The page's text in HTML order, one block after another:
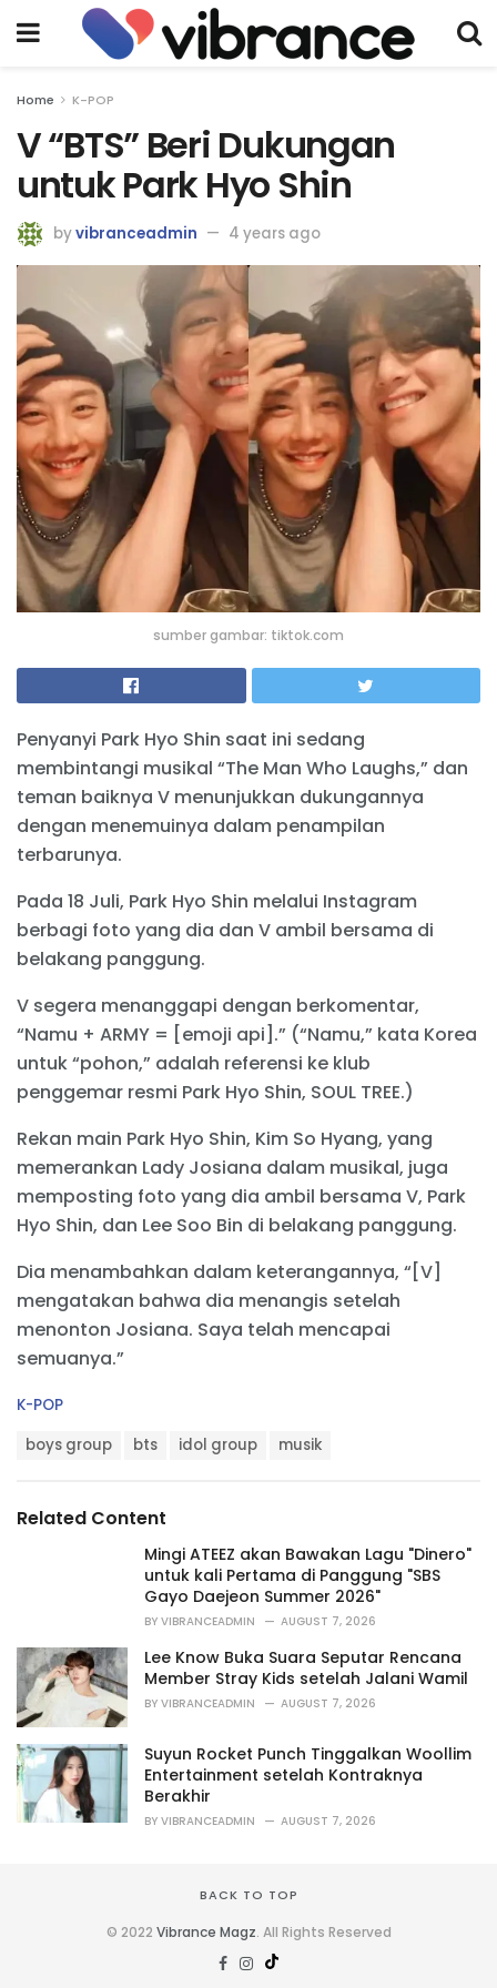
Home K-POP
V “BTS” Beri Dukungan
untuk Park Hyo Shin
byvibranceadmin 4 years ago
sumber gambar: tiktok.com
Penyanyi Park Hyo Shin saat ini sedang
membintangi musikal “The Man Who Laughs,” dan
teman baiknya V menunjukkan dukungannya
dengan menemuinya dalam penampilan
terbarunya.
Pada 18 Juli, Park Hyo Shin melalui Instagram
berbagi foto yang dia dan V ambil bersama di
belakang panggung.
V segera menanggapi dengan berkomentar,
“Namu + ARMY = [emoji api].” (“Namu,” kata Korea
untuk “pohon,” adalah referensi ke klub
penggemar resmi Park Hyo Shin, SOUL TREE.)
Rekan main Park Hyo Shin, Kim So Hyang, yang
memerankan Lady Josiana dalam musikal, juga
memposting foto yang dia ambil bersama V, Park
Hyo Shin, dan Lee Soo Bin di belakang panggung.
Dia menambahkan dalam keterangannya, “[V]
mengatakan bahwa dia menangis setelah
menonton Josiana. Saya telah mencapai
semuanya.”
C
r
K-POP
:
boys group bts idol group musik
Related Content
Mingi ATEEZ akan Bawakan Lagu "Dinero"
untuk kali Pertama di Panggung "SBS
Gayo Daejeon Summer 2026"
BY VIBRANCEADMIN AUGUST 7, 2026
Lee Know Buka Suara Seputar Rencana
Member Stray Kids setelah Jalani Wamil
BY VIBRANCEADMIN AUGUST 7, 2026
Suyun Rocket Punch Tinggalkan Woollim
Entertainment setelah Kontraknya
Berakhir
BY VIBRANCEADMIN AUGUST 7, 2026
BACK TO TOP
© 2022 Vibrance Magz. All Rights Reserved